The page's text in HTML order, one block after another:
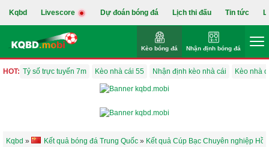
Kqbd Livescore Dự đoán bóng đá Lịch thi đấu Tin tức
Kèo bóng đá Nhận định bóng đá
HOT: Tỷ số trực tuyến 7m Kèo nhà cái 55 Nhận định kèo nhà cái Kèo nhà
Kqbd » Kết quả bóng đá Trung Quốc » Kết quả Cúp Bạc Chuyên nghiệp